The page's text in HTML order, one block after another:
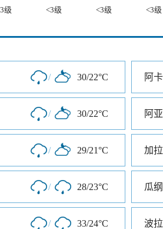
级 <3级 <3级 <3级
/ 30/22°C 阿
/ 30/22°C 阿
/ 29/21°C 加
/ 28/23°C 瓜
/ 33/24°C 波